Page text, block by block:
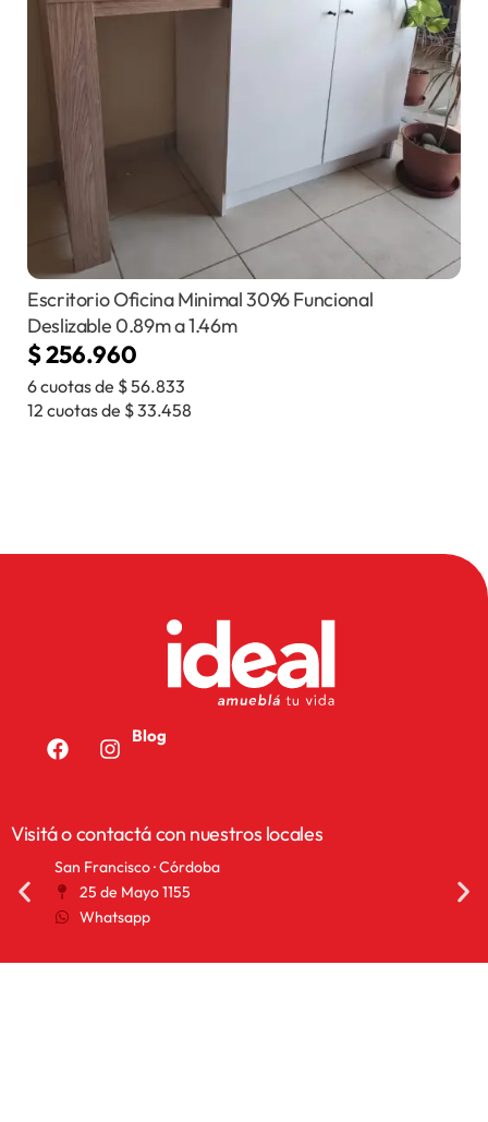
Escritorio Oficina Minimal 3096 Funcional
Deslizable 0.89m a 1.46m
$256.960
6 cuotas de $56.833
12 cuotas de $33.458
Blog
Visitá o contactá con nuestros locales
San Francisco · Córdoba
25 de Mayo 1155
Whatsapp